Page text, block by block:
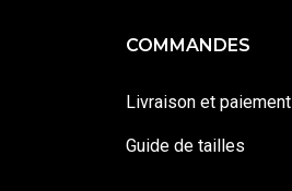
COMMANDES
Livraison et paiement
Guide de tailles